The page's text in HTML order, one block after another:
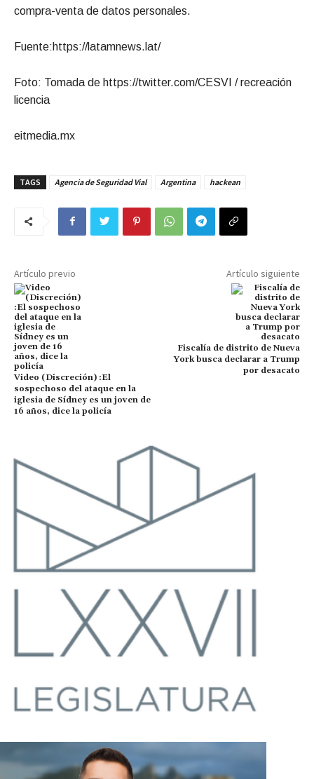
compra-venta de datos personales.
Fuente:https://latamnews.lat/
Foto: Tomada de https://twitter.com/CESVI / recreación
licencia
eitmedia.mx
TAGS Agencia de Seguridad Vial Argentina hackean
Artículo previo
Video (Discreción) :El
sospechoso del ataque en la
iglesia de Sídney es un joven de
16 años, dice la policía
Artículo siguiente
Fiscalía de distrito de Nueva
York busca declarar a Trump
por desacato